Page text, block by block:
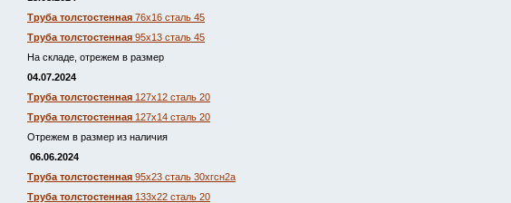
Труба толстостенная 76х16 сталь 45
Труба толстостенная 95х13 сталь 45
На складе, отрежем в размер
04.07.2024
Труба толстостенная 127х12 сталь 20
Труба толстостенная 127х14 сталь 20
Отрежем в размер из наличия
06.06.2024
Труба толстостенная 95х23 сталь 30хгсн2а
Труба толстостенная 133х22 сталь 20